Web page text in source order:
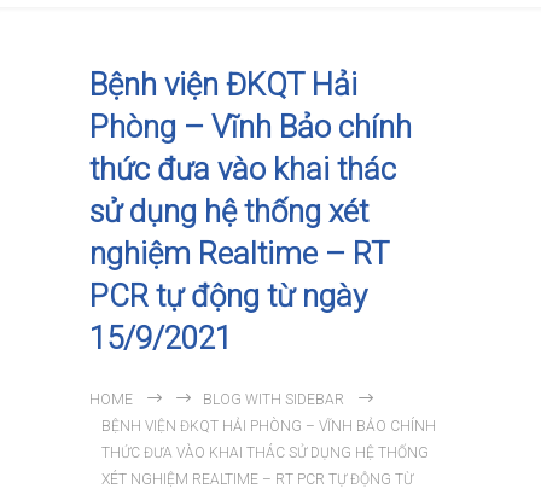
Bệnh viện ĐKQT Hải
Phòng – Vĩnh Bảo chính
thức đưa vào khai thác
sử dụng hệ thống xét
nghiệm Realtime – RT
PCR tự động từ ngày
15/9/2021
HOME
BLOG WITH SIDEBAR
BỆNH VIỆN ĐKQT HẢI PHÒNG – VĨNH BẢO CHÍNH
THỨC ĐƯA VÀO KHAI THÁC SỬ DỤNG HỆ THỐNG
XÉT NGHIỆM REALTIME – RT PCR TỰ ĐỘNG TỪ